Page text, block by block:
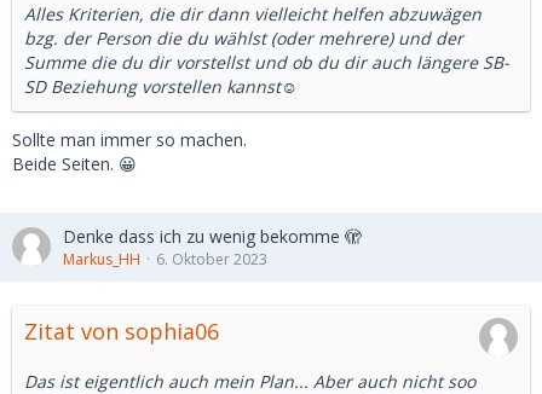
Alles Kriterien, die dir dann vielleicht helfen abzuwägen
bzg. der Person die du wählst (oder mehrere) und der
Summe die du dir vorstellst und ob du dir auch längere SB-
SD Beziehung vorstellen kannst☺️
Sollte man immer so machen.
Beide Seiten. 😀
Denke dass ich zu wenig bekomme 🫣
Markus_HH 6. Oktober 2023
Zitat von sophia06
Das ist eigentlich auch mein Plan... Aber auch nicht soo